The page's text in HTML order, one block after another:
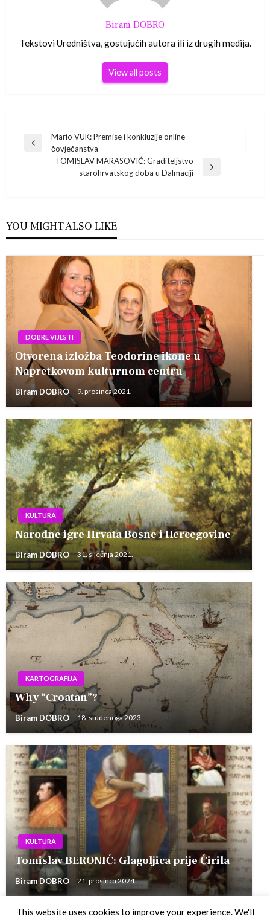
Biram DOBRO
Tekstovi Uredništva, gostujućih autora ili iz drugih medija.
View all posts
Navigacija
objava
Previous
Mario VUK: Premise i konkluzije online
čovječanstva
TOMISLAV MARASOVIĆ: Graditeljstvo
starohrvatskog doba u Dalmaciji
YOU MIGHT ALSO LIKE
DOBRE VIJESTI
Otvorena izložba Teodorine ikone u
Napretkovom kulturnom centru
Biram DOBRO 9. prosinca 2021.
KULTURA
Narodne igre Hrvata Bosne i Hercegovine
Biram DOBRO 31. siječnja 2021.
KARTOGRAFIJA
Why “Croatan”?
Biram DOBRO 18. studenoga 2023.
KULTURA
Tomislav BERONIĆ: Glagoljica prije Ćirila
Biram DOBRO 21. prosinca 2024.
This website uses cookies to improve your experience. We'll